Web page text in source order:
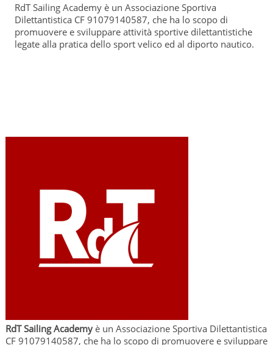
RdT Sailing Academy è un Associazione Sportiva
Dilettantistica CF 91079140587, che ha lo scopo di
promuovere e sviluppare attività sportive dilettantistiche
legate alla pratica dello sport velico ed al diporto nautico.
RdT Sailing Academyè un Associazione Sportiva Dilettantistica
CF 91079140587, che ha lo scopo di promuovere e sviluppare